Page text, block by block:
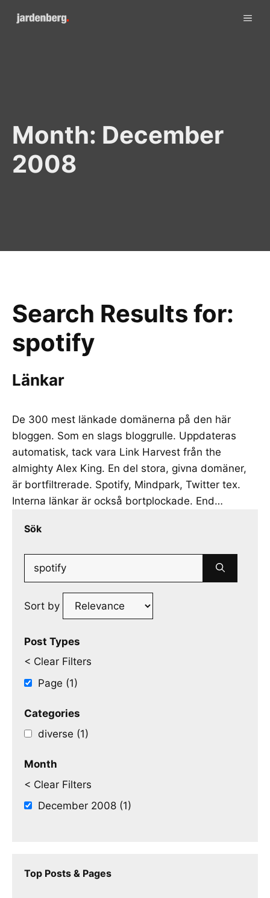
Month: December
2008
Search Results for:
spotify
Länkar
De 300 mest länkade domänerna på den här
bloggen. Som en slags bloggrulle. Uppdateras
automatisk, tack vara Link Harvest från the
almighty Alex King. En del stora, givna domäner,
är bortfiltrerade. Spotify, Mindpark, Twitter tex.
Interna länkar är också bortplockade. End…
Sök
Search
Sort by
Post Types
< Clear Filters
Page (1)
Categories
diverse (1)
Month
< Clear Filters
December 2008 (1)
Top Posts & Pages